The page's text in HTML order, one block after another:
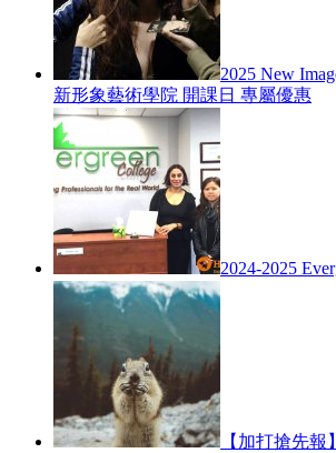
2025 New
新形象藝術學院 開課日 專屬優惠
2024-2025
【加打搶先報